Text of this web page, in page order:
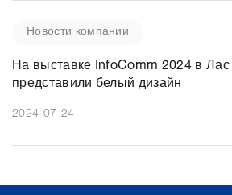
Новости компании
На выставке InfoComm 2024 в Лас
представили белый дизайн
2024-07-24